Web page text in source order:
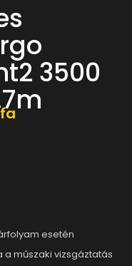
3500
esetén
műszaki vizsgáztatás